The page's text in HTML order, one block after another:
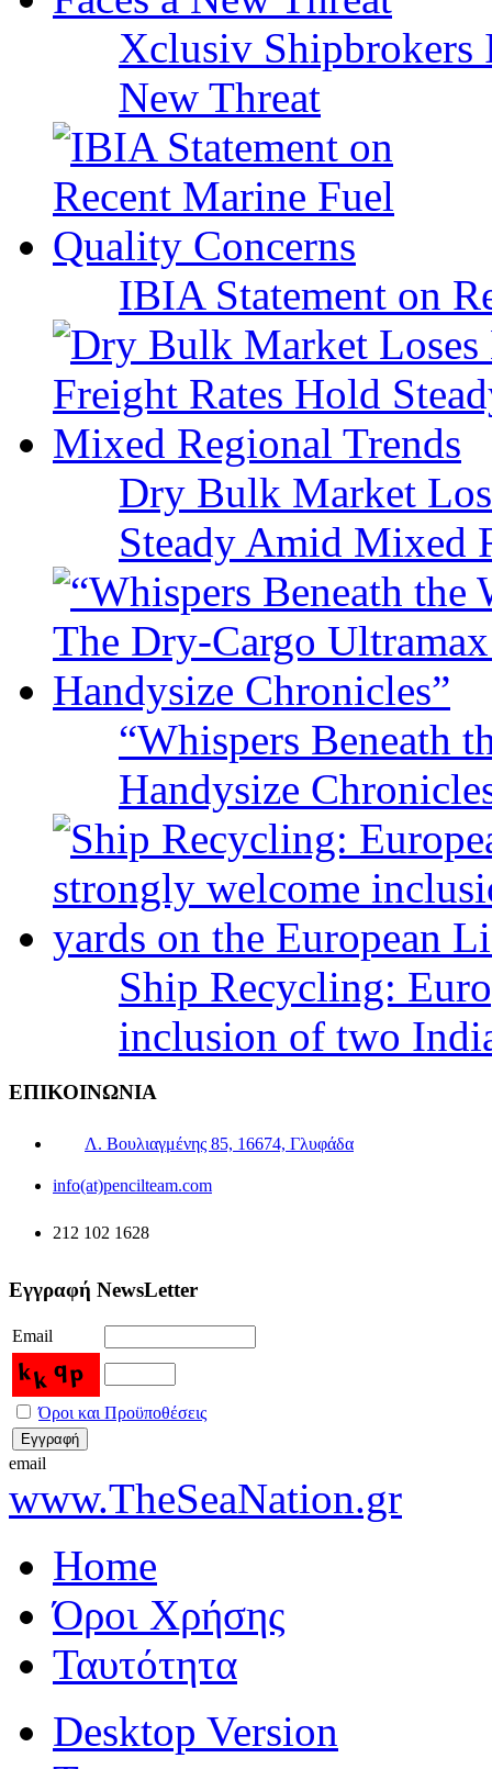
Xclusiv Shipbrokers
New Threat
IBIA Statement on
Dry Bulk Market
Steady Amid Mixed
“Whispers Beneath
Handysize
Ship Recycling:
inclusion of two
ΕΠΙΚΟΙΝΩΝΙΑ
Λ. Βουλιαγμένης 85, 16674, Γλυφάδα
info(at)pencilteam.com
212 102 1628
Εγγραφή NewsLetter
Email
Όροι και Προϋποθέσεις
email
www.TheSeaNation.gr
Home
Όροι Χρήσης
Ταυτότητα
Desktop Version